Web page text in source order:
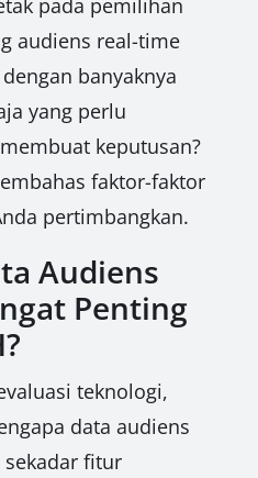
pada pemilihan
audiens real-time
banyaknya
yang perlu
keputusan?
faktor-faktor
pertimbangkan.
Audiens
Penting
teknologi,
data audiens
fitur